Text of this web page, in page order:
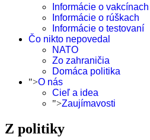
Informácie o vakcínach
Informácie o rúškach
Informácie o testovaní
Čo nikto nepovedal
NATO
Zo zahraničia
Domáca politika
">O nás
Cieľ a idea
">Zaujímavosti
Z politiky